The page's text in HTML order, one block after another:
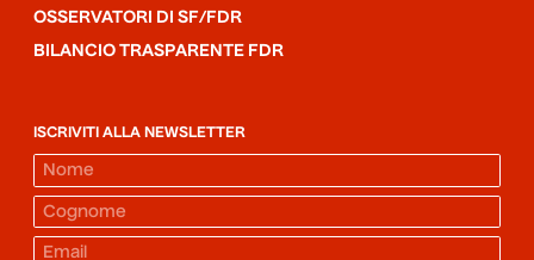
OSSERVATORI DI SF/FDR
BILANCIO TRASPARENTE FDR
ISCRIVITI ALLA NEWSLETTER